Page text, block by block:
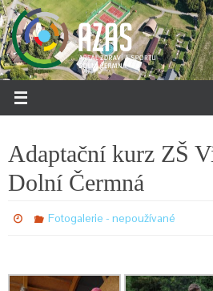
Přeskočit
na
obsah
Adaptační kurz ZŠ
Dolní Čermná
Fotogalerie - nepoužívané